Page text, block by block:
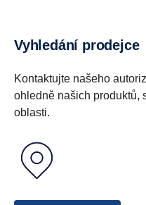
Vyhledání prodejce
Kontaktujte našeho
ohledně našich produktů,
oblasti.